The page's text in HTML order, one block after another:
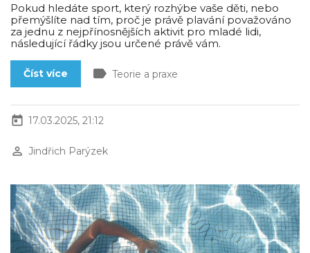
Pokud hledáte sport, který rozhýbe vaše děti, nebo
přemýšlíte nad tím, proč je právě plavání považováno
za jednu z nejpřínosnějších aktivit pro mladé lidi,
následující řádky jsou určené právě vám.
Číst více label Teorie a praxe
today 17.03.2025, 21:12
perm_identity Jindřich Parýzek